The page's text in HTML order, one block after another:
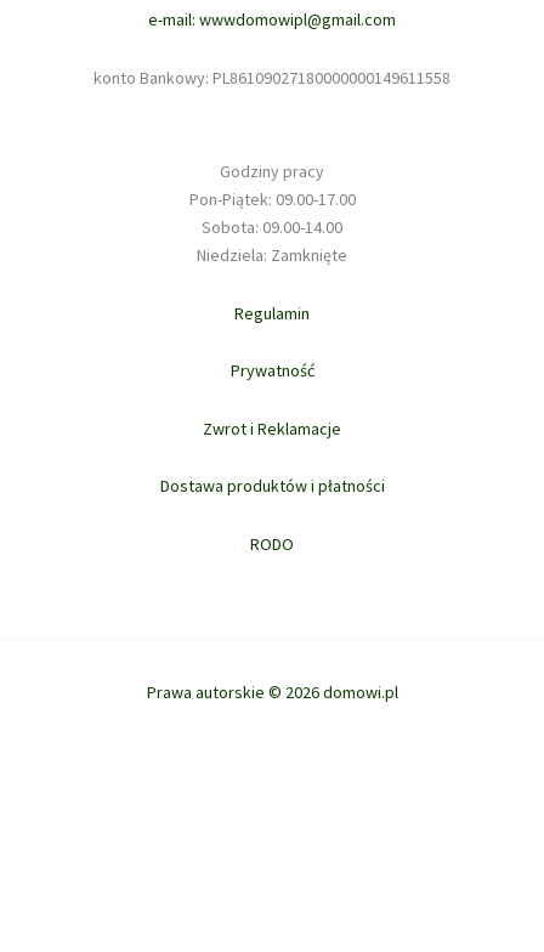
e-mail: wwwdomowipl@gmail.com
konto Bankowy: PL86109027180000000149611558
Godziny pracy
Pon-Piątek: 09.00-17.00
Sobota: 09.00-14.00
Niedziela: Zamknięte
Regulamin
Prywatność
Zwrot i Reklamacje
Dostawa produktów i płatności
RODO
Prawa autorskie © 2026 domowi.pl